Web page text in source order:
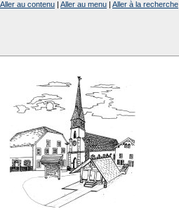
Aller au contenu | Aller au menu | Aller à la recherche